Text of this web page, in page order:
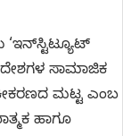
‘ಇನ್‌ಸ್ಟಿಟ್ಯೂಟ್
ಸಾಮಾಜಿಕ
ಮಟ್ಟ ಎಂಬ
ಹಾಗೂ